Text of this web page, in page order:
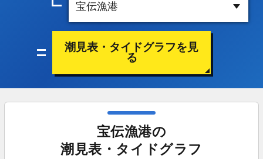
潮見表・タイドグラフを見
る
宝伝漁港の
潮見表・タイドグラフ